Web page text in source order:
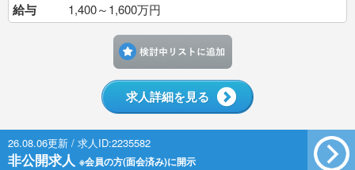
給与 1,400～1,600万円
求人詳細を見る
26.08.06更新 / 求人ID:2235582
非公開求人 ※会員の方(面会済み)に開示